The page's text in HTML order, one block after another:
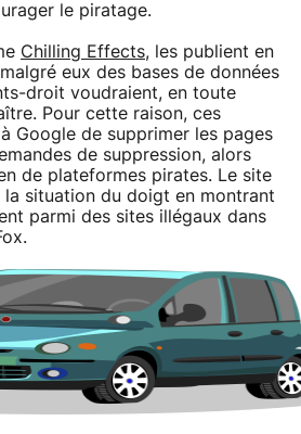
le piratage.
Chilling Effects, les publient en
eux des bases de données
droit voudraient, en toute
Pour cette raison, ces
Google de supprimer les pages
de suppression, alors
de plateformes pirates. Le site
la situation du doigt en montrant
parmi des sites illégaux dans